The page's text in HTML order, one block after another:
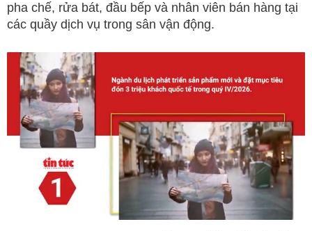
pha chế, rửa bát, đầu bếp và nhân viên bán hàng tại
các quầy dịch vụ trong sân vận động.